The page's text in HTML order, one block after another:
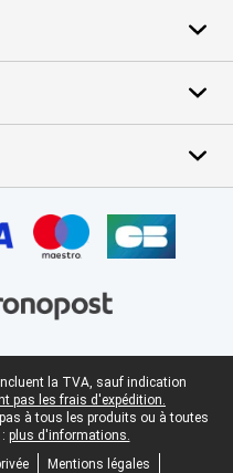
la TVA, sauf indication
pas les frais d'expédition.
à tous les produits ou à toutes
plus d'informations.
Mentions légales